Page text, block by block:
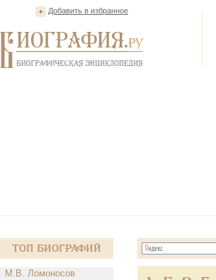
Добавить в избранное
Топ Биографий
М.В. Ломоносов